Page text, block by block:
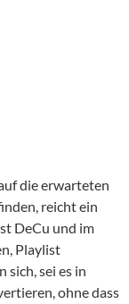
die erwarteten
reicht ein
DeCu und im
Playlist
sich, sei es in
ohne dass